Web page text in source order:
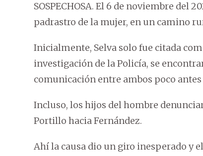
SOSPECHOSA. El 6 de noviembre del
padrastro de la mujer, en un camino
Inicialmente, Selva solo fue citada
investigación de la Policía, se
comunicación entre ambos poco
Incluso, los hijos del hombre
Portillo hacia Fernández.
Ahí la causa dio un giro inesperado y